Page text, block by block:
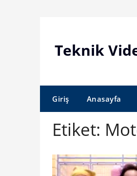
Teknik
Giriş Anasayfa
Etiket: